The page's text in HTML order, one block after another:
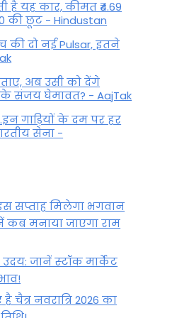
है यह कार, कीमत ₹4.69
की छूट - Hindustan
की दो नई Pulsar, इतने
अब उसी को देंगे
संजय घेमावत? - AajTak
गाड़ियों के दम पर हर
सेना -
सप्ताह मिलेगा भगवान
कब मनाया जाएगा राम
जानें स्‍टॉक मार्केट
चैत्र नवरात्रि 2026 का